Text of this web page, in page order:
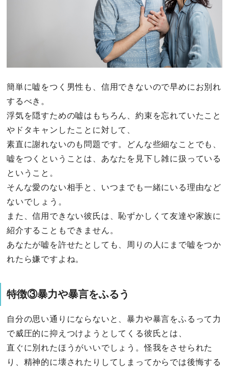
簡単に嘘をつく男性も、信用できないので早めにお別れ
するべき。
浮気を隠すための嘘はもちろん、約束を忘れていたこと
やドタキャンしたことに対して、
素直に謝れないのも問題です。どんな些細なことでも、
嘘をつくということは、あなたを見下し雑に扱っている
ということ。
そんな愛のない相手と、いつまでも一緒にいる理由など
ないでしょう。
また、信用できない彼氏は、恥ずかしくて友達や家族に
紹介することもできません。
あなたが嘘を許せたとしても、周りの人にまで嘘をつか
れたら嫌ですよね。
特徴③暴力や暴言をふるう
自分の思い通りにならないと、暴力や暴言をふるって力
で威圧的に抑えつけようとしてくる彼氏とは、
直ぐに別れたほうがいいでしょう。怪我をさせられた
り、精神的に壊されたりしてしまってからでは後悔する